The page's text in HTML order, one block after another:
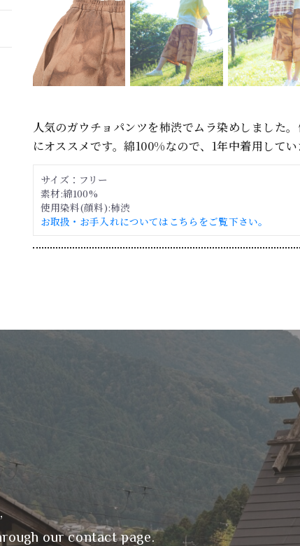
人気のガウチョパンツを柿渋でムラ染めしました
にオススメです。綿100%なので、1年中着用してい
サイズ：フリー
素材:綿100%
使用染料(顔料):柿渋
お取扱・お手入れについてはこちらをご覧下さい。
our contact page.